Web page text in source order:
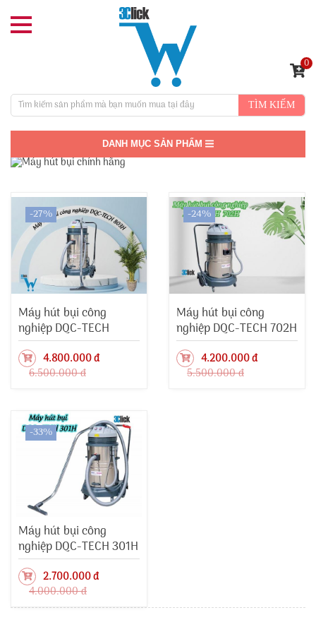
TÌM KIẾM
0
DANH MỤC SẢN PHẨM
-27%
Máy hút bụi công
nghiệp DQC-TECH
803H
4.800.000 đ
6.500.000 đ
-24%
Máy hút bụi công
nghiệp DQC-TECH 702H
4.200.000 đ
5.500.000 đ
-33%
Máy hút bụi công
nghiệp DQC-TECH 301H
2.700.000 đ
4.000.000 đ